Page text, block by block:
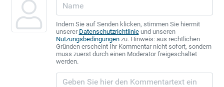
Indem Sie auf Senden klicken, stimmen Sie hiermit
unserer Datenschutzrichtlinieund unseren
Nutzungsbedingungenzu. Hinweis: aus rechtlichen
Gründen erscheint Ihr Kommentar nicht sofort, sondern
muss zuerst durch einen Moderator freigeschaltet
werden.